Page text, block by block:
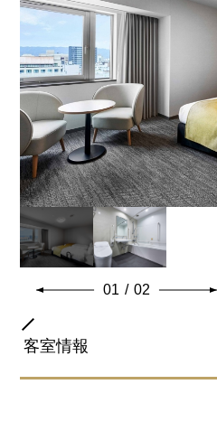
※ベビーベッド設置可
※当ホテル最上階（20階）
約59.8平米のリビングがあ
洗面台 2台、電子レンジ 、洗
リビング テレビ65インチ 1
オーバーヘッドーシャワー付
「ReFa FINE BUBBLE
ない水と微細な泡へのこだわ
し、心地よく温め、うるおい
「ReFa BEAUTECH CURL
現。 美しい立体感がつづくレ
共通客室設備・アメニティ
01 / 02
客室情報